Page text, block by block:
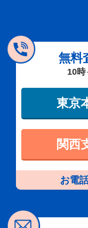
無料
10時
東京
関西
お電